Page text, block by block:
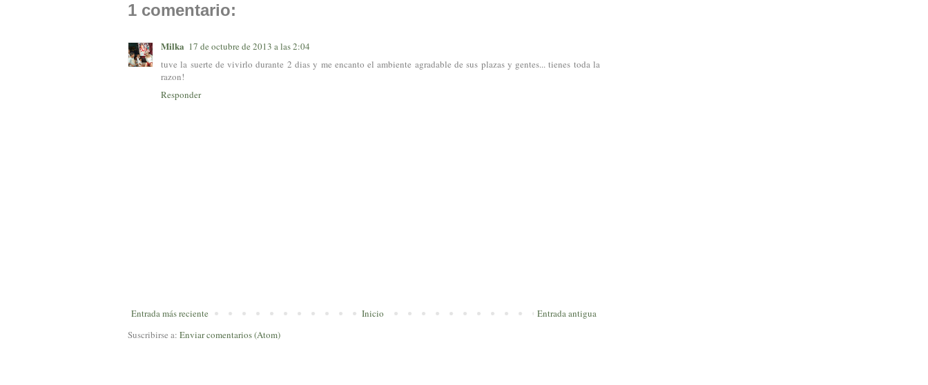
1 comentario:
Milka 17 de octubre de 2013 a las 2:04
tuve la suerte de vivirlo durante 2 dias y me encanto el ambiente agradable de sus plazas y gentes... tienes toda la
razon!
Responder
Entrada más reciente Entrada antigua
Inicio
Suscribirse a: Enviar comentarios (Atom)